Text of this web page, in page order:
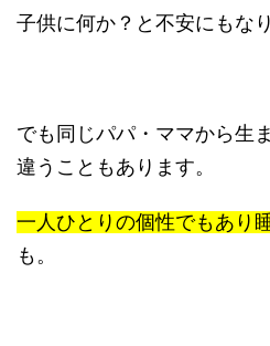
子供に何か？と不安にもな
でも同じパパ・ママから生
違うこともあります。
一人ひとりの個性でもあり
も。